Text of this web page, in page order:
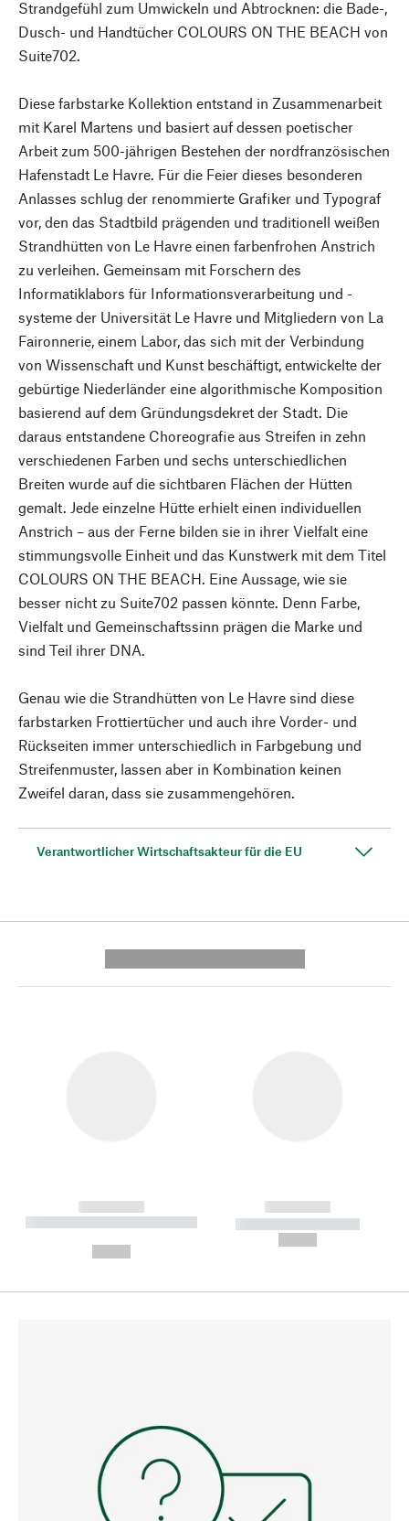
Strandgefühl zum Umwickeln und Abtrocknen: die Bade-,
Dusch- und Handtücher COLOURS ON THE BEACH von
Suite702.
Diese farbstarke Kollektion entstand in Zusammenarbeit
mit Karel Martens und basiert auf dessen poetischer
Arbeit zum 500-jährigen Bestehen der nordfranzösischen
Hafenstadt Le Havre. Für die Feier dieses besonderen
Anlasses schlug der renommierte Grafiker und Typograf
vor, den das Stadtbild prägenden und traditionell weißen
Strandhütten von Le Havre einen farbenfrohen Anstrich
zu verleihen. Gemeinsam mit Forschern des
Informatiklabors für Informationsverarbeitung und -
systeme der Universität Le Havre und Mitgliedern von La
Faironnerie, einem Labor, das sich mit der Verbindung
von Wissenschaft und Kunst beschäftigt, entwickelte der
gebürtige Niederländer eine algorithmische Komposition
basierend auf dem Gründungsdekret der Stadt. Die
daraus entstandene Choreografie aus Streifen in zehn
verschiedenen Farben und sechs unterschiedlichen
Breiten wurde auf die sichtbaren Flächen der Hütten
gemalt. Jede einzelne Hütte erhielt einen individuellen
Anstrich – aus der Ferne bilden sie in ihrer Vielfalt eine
stimmungsvolle Einheit und das Kunstwerk mit dem Titel
COLOURS ON THE BEACH. Eine Aussage, wie sie
besser nicht zu Suite702 passen könnte. Denn Farbe,
Vielfalt und Gemeinschaftssinn prägen die Marke und
sind Teil ihrer DNA.
Genau wie die Strandhütten von Le Havre sind diese
farbstarken Frottiertücher und auch ihre Vorder- und
Rückseiten immer unterschiedlich in Farbgebung und
Streifenmuster, lassen aber in Kombination keinen
Zweifel daran, dass sie zusammengehören.
Verantwortlicher Wirtschaftsakteur für die EU
------------
----------- ----------- --------
------------
----------- -----------